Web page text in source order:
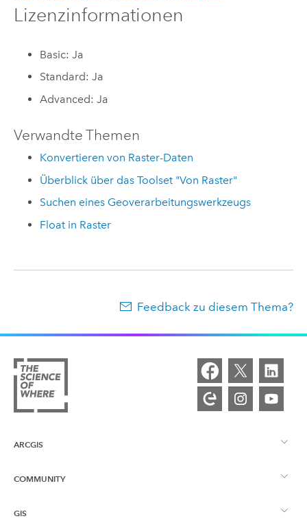
Lizenzinformationen
Basic: Ja
Standard: Ja
Advanced: Ja
Verwandte Themen
Konvertieren von Raster-Daten
Überblick über das Toolset "Von Raster"
Suchen eines Geoverarbeitungswerkzeugs
Float in Raster
Feedback zu diesem Thema?
ARCGIS
ArcGIS – Überblick
COMMUNITY
Esri Community
GIS